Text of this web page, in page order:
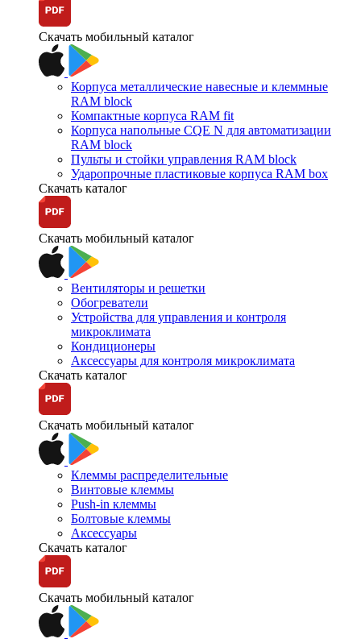
Скачать мобильный каталог
Корпуса металлические навесные и клеммные
RAM block
Компактные корпуса RAM fit
Корпуса напольные CQE N для автоматизации
RAM block
Пульты и стойки управления RAM block
Ударопрочные пластиковые корпуса RAM box
Скачать каталог
Скачать мобильный каталог
Вентиляторы и решетки
Обогреватели
Устройства для управления и контроля
микроклимата
Кондиционеры
Аксессуары для контроля микроклимата
Скачать каталог
Скачать мобильный каталог
Клеммы распределительные
Винтовые клеммы
Push-in клеммы
Болтовые клеммы
Аксессуары
Скачать каталог
Скачать мобильный каталог